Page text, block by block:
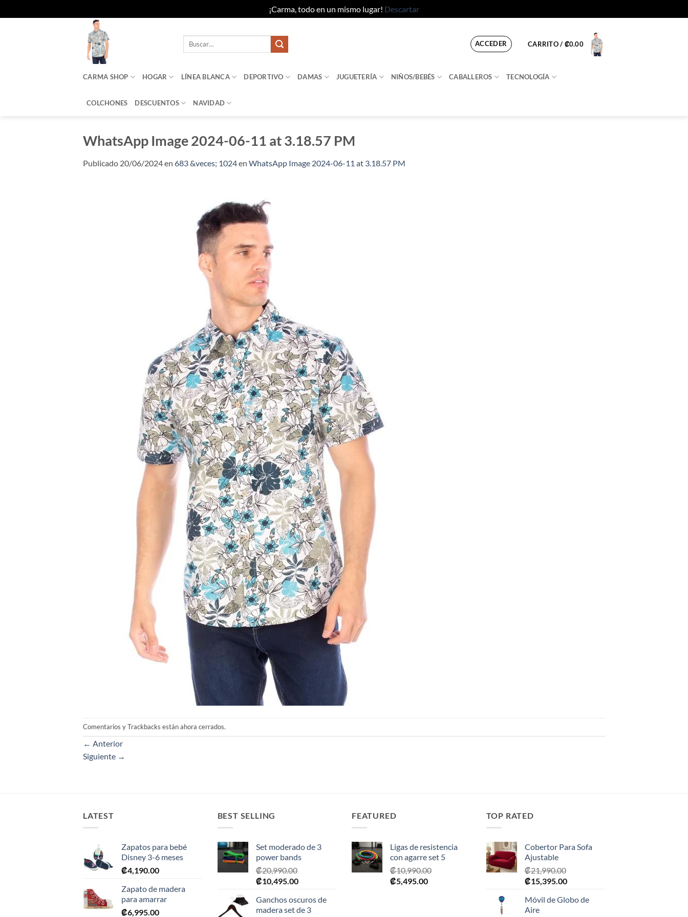
¡Carma, todo en un mismo lugar! Descartar
Buscar
ACCEDER CARRITO / ₡0.00
CARMA SHOP HOGAR LÍNEA BLANCA DEPORTIVO DAMAS JUGUETERÍA NIÑOS/BEBÉS CABALLEROS TECNOLOGÍA
COLCHONES DESCUENTOS NAVIDAD
WhatsApp Image 2024-06-11 at 3.18.57 PM
Publicado 20/06/2024en 683 &veces; 1024en WhatsApp Image 2024-06-11 at 3.18.57 PM
Comentarios y Trackbacks están ahora cerrados.
← Anterior
Siguiente →
LATEST
Zapatos para bebé
Disney 3-6 meses
₡4,190.00
Zapato de madera
para amarrar
₡6,995.00
BEST SELLING
Set moderado de 3
power bands
₡20,990.00
El
original
era:
₡10,495.00El
actual
es:
Ganchos oscuros de
madera set de 3
FEATURED
Ligas de resistencia
con agarre set 5
₡10,990.00
El
₡5,495.00El
TOP RATED
Cobertor Para Sofa
Ajustable
₡21,990.00
El
original
era:
₡15,395.00El
actual
Móvil de Globo de
Aire